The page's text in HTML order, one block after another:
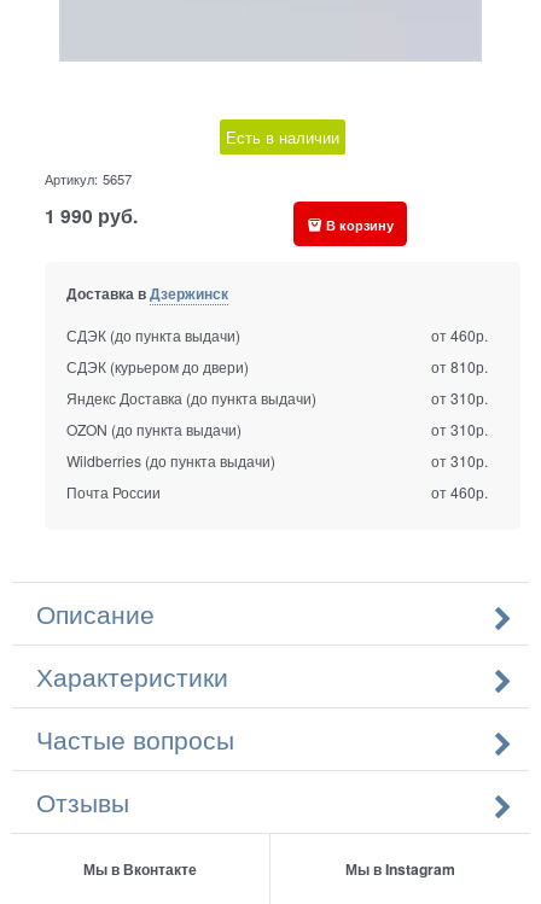
Есть в наличии
Артикул: 5657
1 990 руб. В корзину
Доставка вДзержинск
СДЭК (до пункта выдачи)
от 460р.
СДЭК (курьером до двери)
от 810р.
Яндекс Доставка (до пункта выдачи)
от 310р.
OZON (до пункта выдачи)
от 310р.
Wildberries (до пункта выдачи)
от 310р.
Почта России
от 460р.
Описание
Характеристики
Частые вопросы
Отзывы
Мы в Вконтакте Мы в Instagram